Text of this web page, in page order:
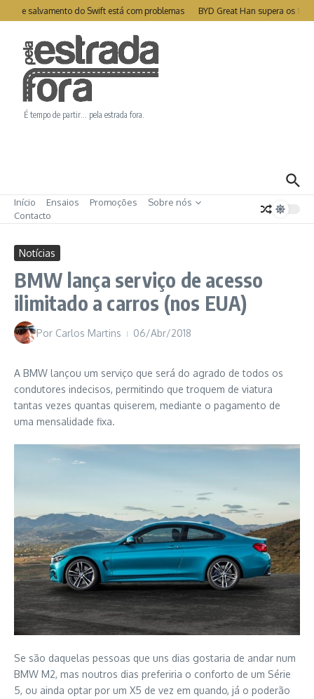
Ir para o conteúdo
de salvamento do Swift está com problemas BYD Great Han supera os
É tempo de partir… pela estrada fora.
Início Ensaios Promoções
Sobre nós
Contacto
Notícias
BMW lança serviço de acesso
ilimitado a carros (nos EUA)
Por Carlos Martins 06/Abr/2018
A BMW lançou um serviço que será do agrado de todos os
condutores indecisos, permitindo que troquem de viatura
tantas vezes quantas quiserem, mediante o pagamento de
uma mensalidade fixa.
Se são daquelas pessoas que uns dias gostaria de andar num
BMW M2, mas noutros dias preferiria o conforto de um Série
5, ou ainda optar por um X5 de vez em quando, já o poderão